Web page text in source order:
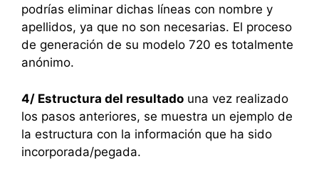
podrías eliminar dichas líneas con nombre y
apellidos, ya que no son necesarias. El proceso
de generación de su modelo 720 es totalmente
anónimo.
4/ Estructura del resultado una vez realizado
los pasos anteriores, se muestra un ejemplo de
la estructura con la información que ha sido
incorporada/pegada.